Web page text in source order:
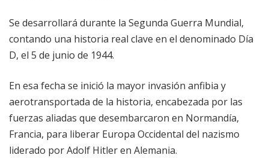
Se desarrollará durante la Segunda Guerra Mundial,
contando una historia real clave en el denominado Día
D, el 5 de junio de 1944.
En esa fecha se inició la mayor invasión anfibia y
aerotransportada de la historia, encabezada por las
fuerzas aliadas que desembarcaron en Normandía,
Francia, para liberar Europa Occidental del nazismo
liderado por Adolf Hitler en Alemania.